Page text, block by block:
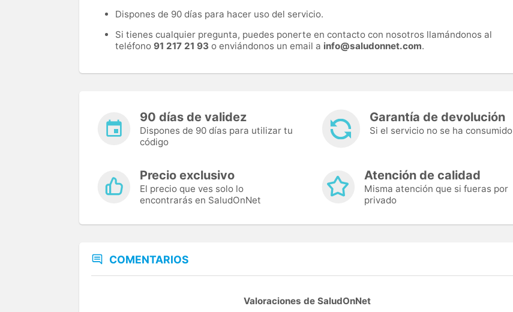
Dispones de 90 días para hacer uso del servicio.
Si tienes cualquier pregunta, puedes ponerte en contacto con nosotros llamándonos al
teléfono 91 217 21 93 o enviándonos un email a info@saludonnet.com.
90 días de validez
Dispones de 90 días para utilizar tu
código
Garantía de devolución
Si el servicio no se ha consumido
Precio exclusivo
El precio que ves solo lo
encontrarás en SaludOnNet
Atención de calidad
Misma atención que si fueras por
privado
COMENTARIOS
Valoraciones de SaludOnNet